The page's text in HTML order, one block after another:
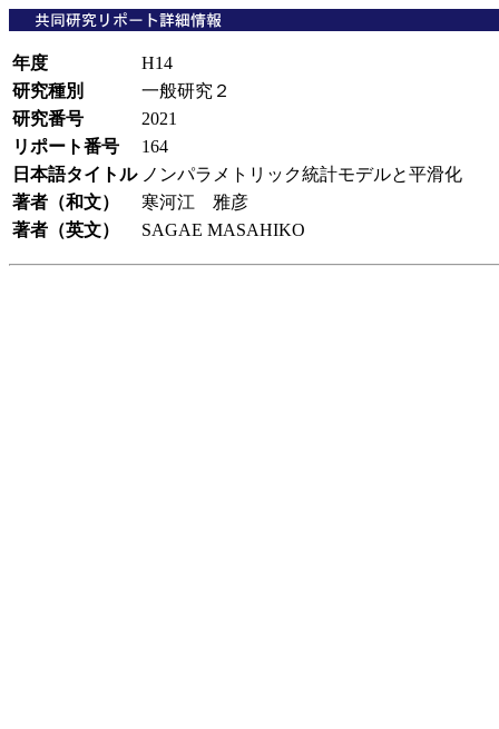
年度
H14
研究種別
一般研究２
研究番号
2021
リポート番号
164
日本語タイトル ノンパラメトリック統計モデルと平滑化
著者（和文）
寒河江 雅彦
著者（英文）
SAGAE MASAHIKO